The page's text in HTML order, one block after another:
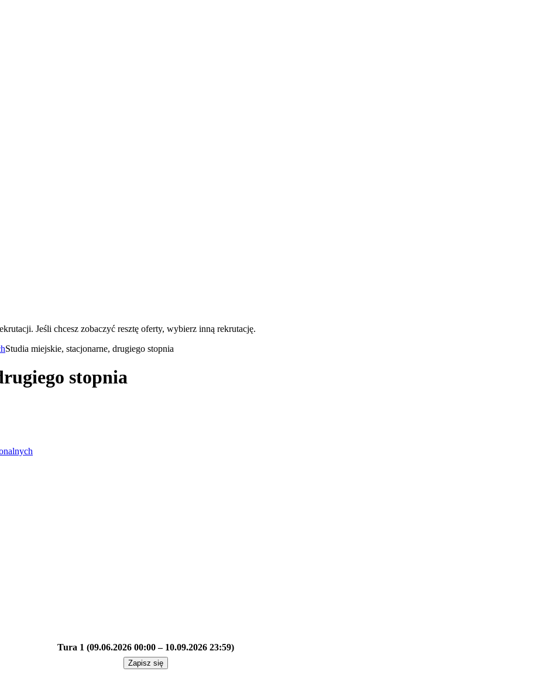
Jeśli chcesz zobaczyć resztę oferty, wybierz inną rekrutację.
Studia miejskie, stacjonarne, drugiego stopnia
stopnia
Tura 1 (09.06.2026 00:00 – 10.09.2026 23:59)
Zapisz się